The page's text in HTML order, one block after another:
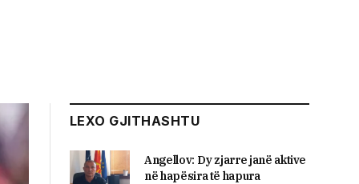
LEXO GJITHASHTU
Angellov: Dy zjarre janë aktive
në hapësira të hapura